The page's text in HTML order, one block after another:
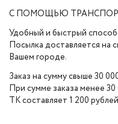
С ПОМОЩЬЮ
Удобный и быстрый
Посылка доставляется на
Вашем городе.
Заказ на сумму свыше 30
При сумме заказа менее
ТК составляет 1 200